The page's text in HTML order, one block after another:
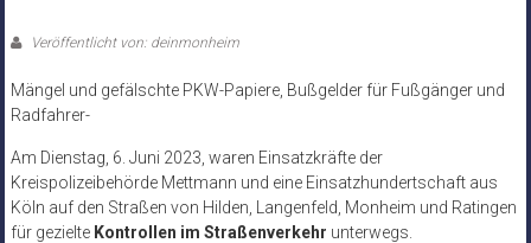
Veröffentlicht von: deinmonheim
Mängel und gefälschte PKW-Papiere, Bußgelder für Fußgänger und
Radfahrer-
Am Dienstag, 6. Juni 2023, waren Einsatzkräfte der
Kreispolizeibehörde Mettmann und eine Einsatzhundertschaft aus
Köln auf den Straßen von Hilden, Langenfeld, Monheim und Ratingen
für gezielte Kontrollen im Straßenverkehr unterwegs.